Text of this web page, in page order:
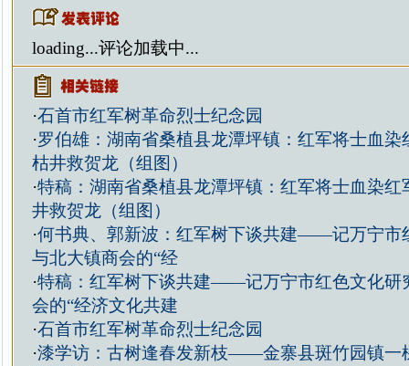
loading...评论加载中...
·石首市红军树革命烈士纪念园
·罗伯雄：湖南省桑植县龙潭坪镇：红军将士血染
枯井救贺龙（组图）
·特稿：湖南省桑植县龙潭坪镇：红军将士血染红
井救贺龙（组图）
·何书典、郭新波：红军树下谈共建——记万宁市
与北大镇商会的“经
·特稿：红军树下谈共建——记万宁市红色文化研
会的“经济文化共建
·石首市红军树革命烈士纪念园
·漆学访：古树逢春发新枝——金寨县斑竹园镇一